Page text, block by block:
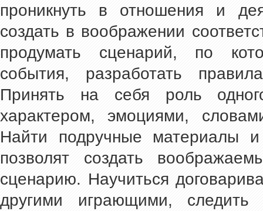
проникнуть в отношения и
создать в воображении
продумать сценарий, по
события, разработать
Принять на себя роль
характером, эмоциями,
Найти подручные материалы и
позволят создать
сценарию. Научиться
другими играющими,